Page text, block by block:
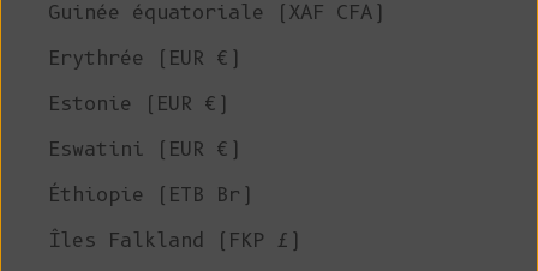
Guinée équatoriale (XAF CFA)
Erythrée (EUR €)
Estonie (EUR €)
Eswatini (EUR €)
Éthiopie (ETB Br)
Îles Falkland (FKP £)